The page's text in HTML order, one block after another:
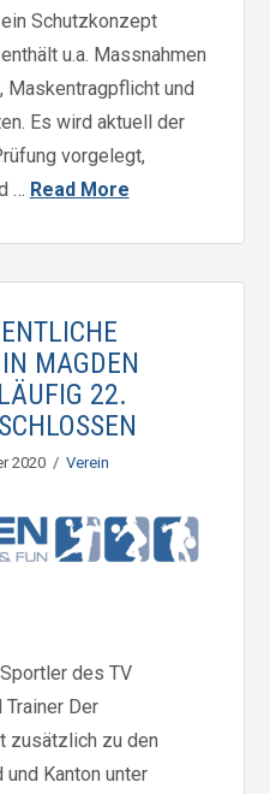
Schutzkonzept
u.a. Massnahmen
Maskentragpflicht und
Es wird aktuell der
vorgelegt,
… Read More
MAGDEN
22.
2020 Verein
des TV
Der
zusätzlich zu den
Kanton unter